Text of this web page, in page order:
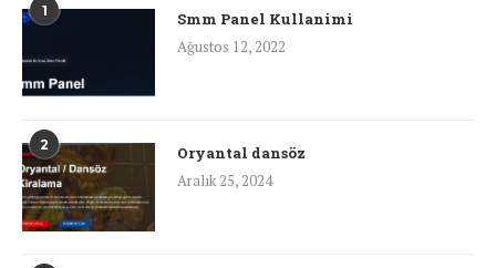
1
Smm Panel Kullanimi
Ağustos 12, 2022
2
Oryantal dansöz
Aralık 25, 2024